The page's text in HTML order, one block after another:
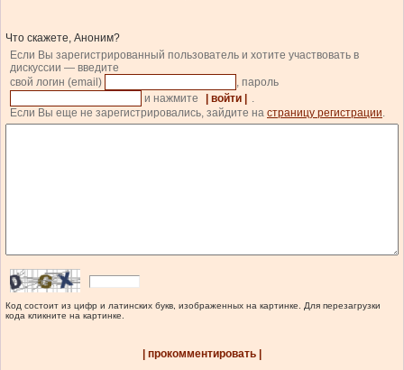
Что скажете, Аноним?
Если Вы зарегистрированный пользователь и хотите участвовать в
дискуссии — введите
свой логин (email)
, пароль
и нажмите
| войти |
.
Если Вы еще не зарегистрировались, зайдите на страницу регистрации.
Код состоит из цифр и латинских букв, изображенных на картинке. Для перезагрузки
кода кликните на картинке.
| прокомментировать |